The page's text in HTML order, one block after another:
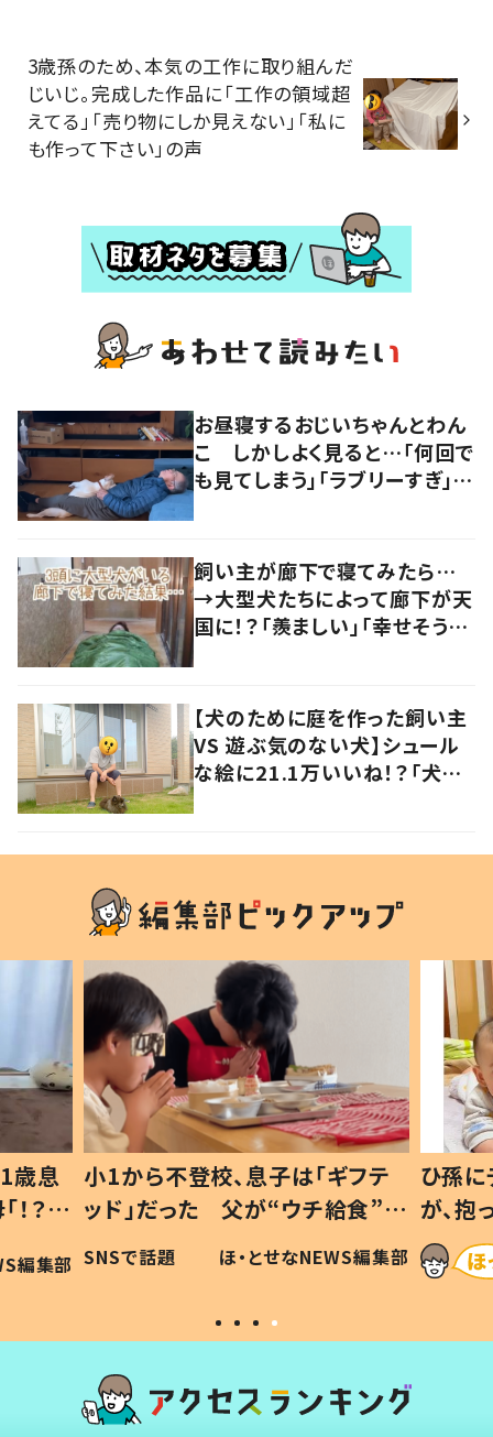
3歳孫のため、本気の工作に取り組んだ
じいじ。完成した作品に「工作の領域超
えてる」「売り物にしか見えない」「私に
も作って下さい」の声
お昼寝するおじいちゃんとわん
こ しかしよく見ると…「何回で
も見てしまう」「ラブリーすぎ」の
飼い主が廊下で寝てみたら…
→大型犬たちによって廊下が天
国に！？「羨ましい」「幸せそう」
【犬のために庭を作った飼い主
VS 遊ぶ気のない犬】シュール
な絵に21.1万いいね！？「犬の
歳息
？」
編集部
小1から不登校、息子は「ギフテ
ッド」だった 父が“ウチ給食”を
作り続ける理由とは #令和の親
#令和の子
SNSで話題 ほ・とせなNEWS編集部
ひ孫
が、
「涙が
い」